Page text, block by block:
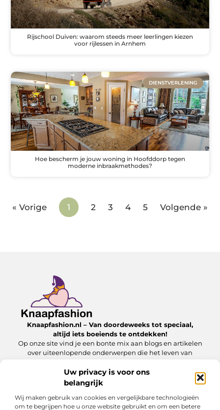
Uw privacy is voor ons
belangrijk
Wij maken gebruik van cookies en vergelijkbare technologieën
om te begrijpen hoe u onze website gebruikt en om een betere
Rijschool Duiven: waarom steeds meer leerlingen kiezen
voor rijlessen in Arnhem
DIENSTVERLENING
Hoe bescherm je jouw woning in Hoofddorp tegen
moderne inbraakmethodes?
« Vorige 1 2 3 4 5 Volgende »
Knaapfashion.nl – Van doordeweeks tot speciaal,
altijd iets boeiends te ontdekken!
Op onze site vind je een bonte mix aan blogs en artikelen
over uiteenlopende onderwerpen die het leven van
Onze informatie